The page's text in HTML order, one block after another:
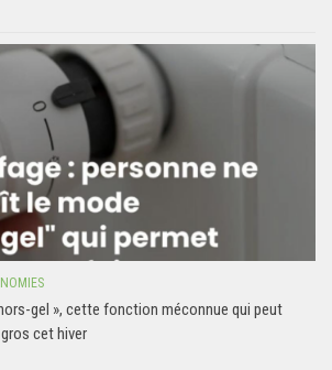
gel », cette fonction méconnue qui peut
cet hiver